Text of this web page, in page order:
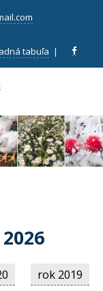
tabuľa |
rok 2019